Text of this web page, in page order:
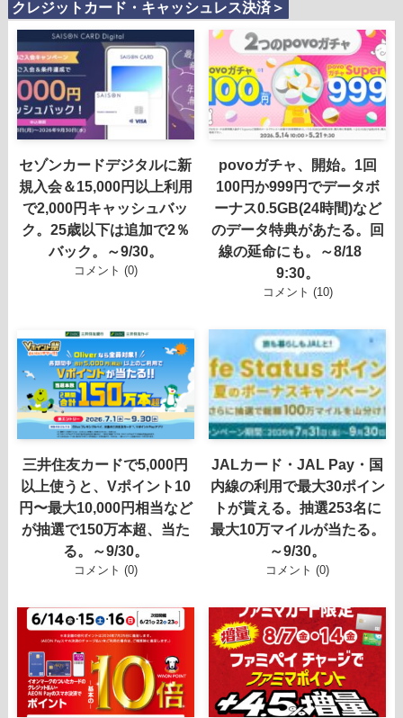
クレジットカード・キャッシュレス決済＞
セゾンカードデジタルに新
規入会＆15,000円以上利用
で2,000円キャッシュバッ
ク。25歳以下は追加で2％
バック。～9/30。
コメント (0)
povoガチャ、開始。1回
100円か999円でデータボ
ーナス0.5GB(24時間)など
のデータ特典があたる。回
線の延命にも。～8/18
9:30。
コメント (10)
三井住友カードで5,000円
以上使うと、Vポイント10
円〜最大10,000円相当など
が抽選で150万本超、当た
る。～9/30。
コメント (0)
JALカード・JAL Pay・国
内線の利用で最大30ポイン
トが貰える。抽選253名に
最大10万マイルが当たる。
～9/30。
コメント (0)